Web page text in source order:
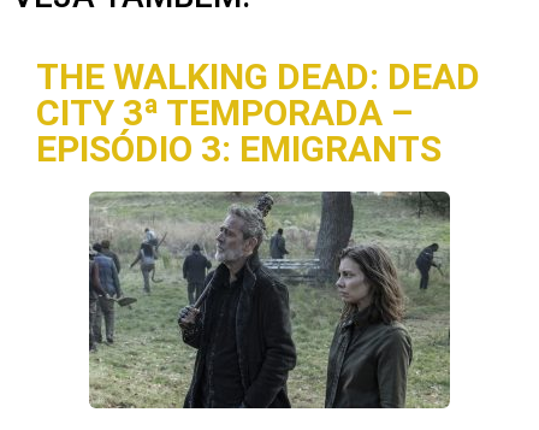
THE WALKING DEAD: DEAD
CITY 3ª TEMPORADA –
EPISÓDIO 3: EMIGRANTS